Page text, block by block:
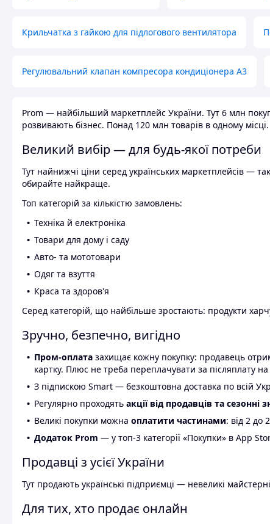
Крильчатка з гайкою для підлогового вентилятора
Регулювальний клапан компресора кондиціонера А3
Prom — найбільший маркетплейс України. Тут 6 млн
розвивають бізнес. Понад 120 млн товарів в одному місці.
Великий вибір — для будь-якої потреби
Тут найнижчі ціни серед українських маркетплейсів —
обирайте найкраще.
Топ категорій за кількістю замовлень:
Техніка й електроніка
Товари для дому і саду
Авто- та мототовари
Одяг та взуття
Краса та здоров'я
Серед категорій, що найбільше зростають: продукти
Зручно, безпечно, вигідно
Пром-оплата захищає кожну покупку: продавець
картку. Плюс не треба переплачувати за післяплату
З підпискою Smart — безкоштовна доставка по всій
Регулярно проходять акції від продавців та сезонні
Великі покупки можна оплатити частинами: від 2 до
Додаток Prom — у топ-3 категорії «Покупки» в App
Продавці з усієї України
Тут продають українські підприємці — невеликі
Для тих, хто продає онлайн